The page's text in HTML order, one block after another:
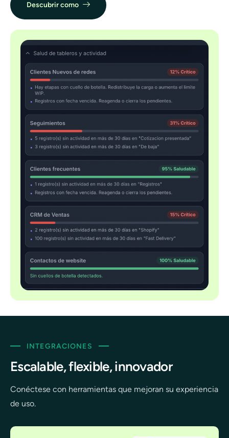
Descubrir como
INTEGRACIONES
Escalable, flexible, innovador
Conéctese con herramientas que mejoran su experiencia
de uso.